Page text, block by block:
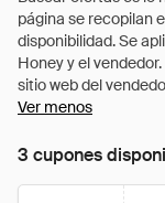
Ver menos
3 cupones